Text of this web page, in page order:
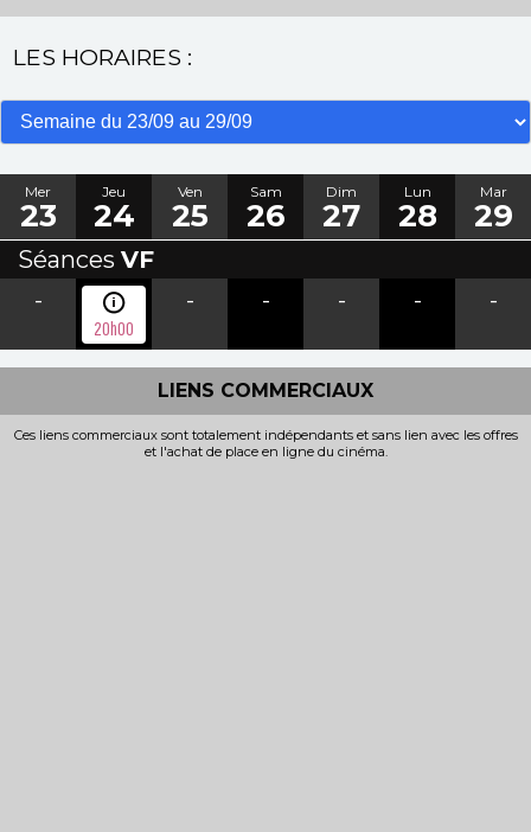
LES HORAIRES :
Mer
23
Jeu
24
Ven
25
Sam
26
Dim
27
Lun
28
Mar
29
Séances VF
-
20h00
- - - - -
LIENS COMMERCIAUX
Ces liens commerciaux sont totalement indépendants et sans lien avec les offres
et l'achat de place en ligne du cinéma.